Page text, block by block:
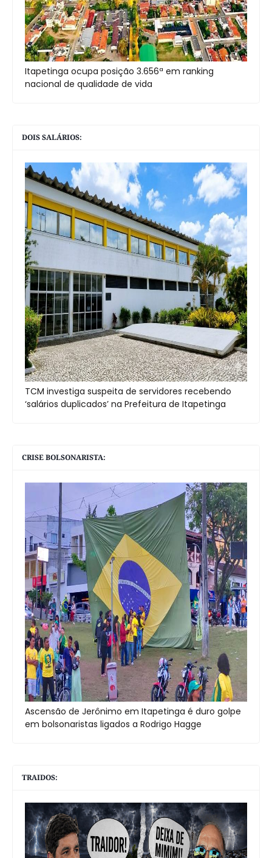
Itapetinga ocupa posição 3.656ª em ranking
nacional de qualidade de vida
DOIS SALÁRIOS:
TCM investiga suspeita de servidores recebendo
‘salários duplicados’ na Prefeitura de Itapetinga
CRISE BOLSONARISTA:
Ascensão de Jerônimo em Itapetinga é duro golpe
em bolsonaristas ligados a Rodrigo Hagge
TRAIDOS: